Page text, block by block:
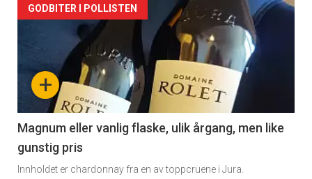
Forsiden
akkurat
nå
3
+
GODBITER I POLLISTEN
Magnum eller vanlig flaske, ulik årgang, men like
gunstig pris
Innholdet er chardonnay fra en av toppcruene i Jura.